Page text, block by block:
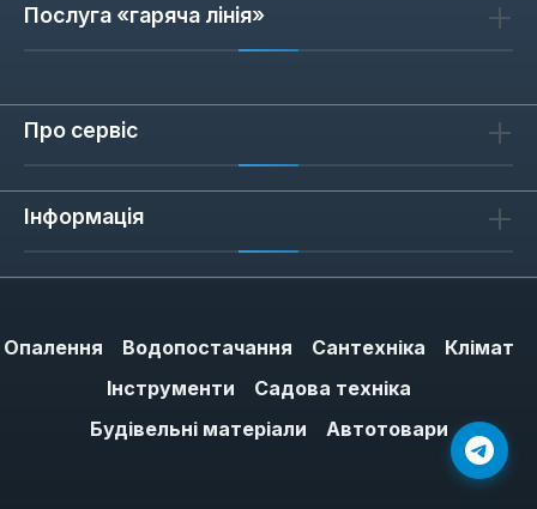
Відгуків не знайдено. Поділіться
Послуга «гаряча лінія»
Про сервіс
Інформація
Опалення Водопостачання Сантехніка
Клімат
Інструменти
Садова техніка
Будівельні матеріали
Автотовари